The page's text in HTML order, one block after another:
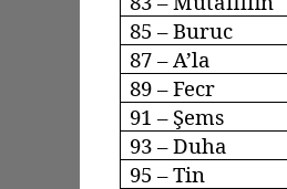
85 –Buruc
87 –A’la
89 –Fecr
91 – Şems
93 –Duha
95 – Tin